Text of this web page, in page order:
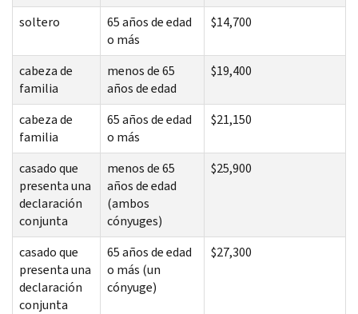
soltero
65 años de edad
o más
$14,700
cabeza de
familia
menos de 65
años de edad
$19,400
cabeza de
familia
65 años de edad
o más
$21,150
casado que
presenta una
declaración
conjunta
menos de 65
años de edad
(ambos
cónyuges)
$25,900
casado que
presenta una
declaración
conjunta
65 años de edad
o más (un
cónyuge)
$27,300